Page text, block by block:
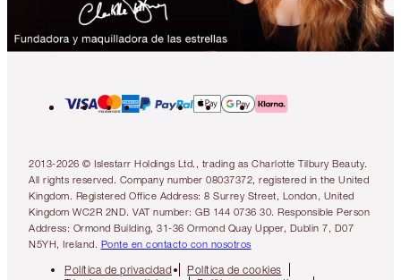
2013-2026 © Islestarr Holdings Ltd., trading as Charlotte Tilbury Beauty.
All rights reserved. Company number 08037372, registered in the United
Kingdom. Registered Office Address: 8 Surrey Street, London, United
Kingdom WC2R 2ND. VAT number: GB 144 0736 30. Responsible Person
Address: Ormond Building, 31-36 Ormond Quay Upper, Dublin 7, D07
N5YH, Ireland. Ponte en contacto con nosotros
Política de privacidad
Política de cookies